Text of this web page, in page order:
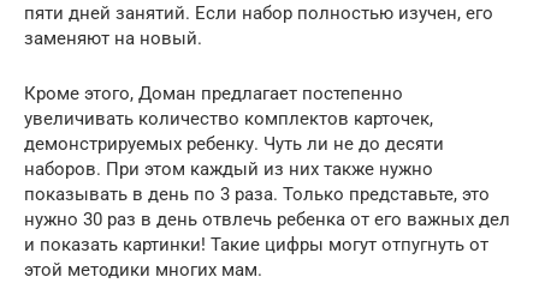
пяти дней занятий. Если набор полностью изучен, его
заменяют на новый.
Кроме этого, Доман предлагает постепенно
увеличивать количество комплектов карточек,
демонстрируемых ребенку. Чуть ли не до десяти
наборов. При этом каждый из них также нужно
показывать в день по 3 раза. Только представьте, это
нужно 30 раз в день отвлечь ребенка от его важных дел
и показать картинки! Такие цифры могут отпугнуть от
этой методики многих мам.